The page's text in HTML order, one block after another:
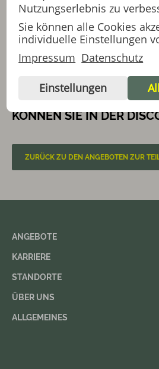
ENDE: 20:00 UHR
EINTRITTS-GELD : 1,50€
GETRÄNKE UND EINEN
KÖNNEN SIE IN DER
ZURÜCK ZU DEN ANGEBOTEN ZUR
ANGEBOTE
KARRIERE
STANDORTE
ÜBER UNS
ALLGEMEINES
Nutzungserlebnis zu
Sie können alle Cookies
individuelle Einstellungen
Impressum Datenschutz
Einstellungen